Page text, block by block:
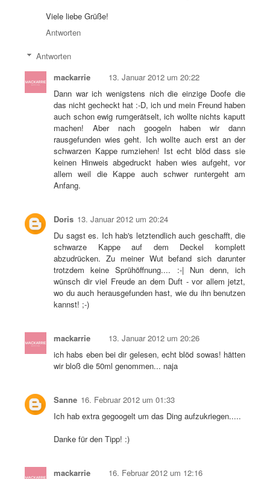
Viele liebe Grüße!
Antworten
Antworten
mackarrie
13. Januar 2012 um 20:22
Dann war ich wenigstens nich die einzige Doofe die
das nicht gecheckt hat :-D, ich und mein Freund haben
auch schon ewig rumgerätselt, ich wollte nichts kaputt
machen! Aber nach googeln haben wir dann
rausgefunden wies geht. Ich wollte auch erst an der
schwarzen Kappe rumziehen! Ist echt blöd dass sie
keinen Hinweis abgedruckt haben wies aufgeht, vor
allem weil die Kappe auch schwer runtergeht am
Anfang.
Doris 13. Januar 2012 um 20:24
Du sagst es. Ich hab's letztendlich auch geschafft, die
schwarze Kappe auf dem Deckel komplett
abzudrücken. Zu meiner Wut befand sich darunter
trotzdem keine Sprühöffnung.... :-| Nun denn, ich
wünsch dir viel Freude an dem Duft - vor allem jetzt,
wo du auch herausgefunden hast, wie du ihn benutzen
kannst! ;-)
mackarrie
13. Januar 2012 um 20:26
ich habs eben bei dir gelesen, echt blöd sowas! hätten
wir bloß die 50ml genommen... naja
Sanne 16. Februar 2012 um 01:33
Ich hab extra gegoogelt um das Ding aufzukriegen.....
Danke für den Tipp! :)
mackarrie
16. Februar 2012 um 12:16